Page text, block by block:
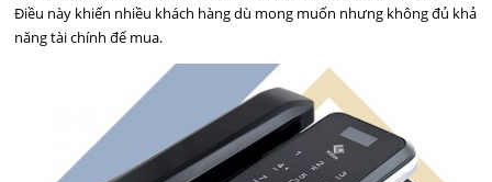
Điều này khiến nhiều khách hàng dù mong muốn nhưng không đủ khả
năng tài chính để mua.